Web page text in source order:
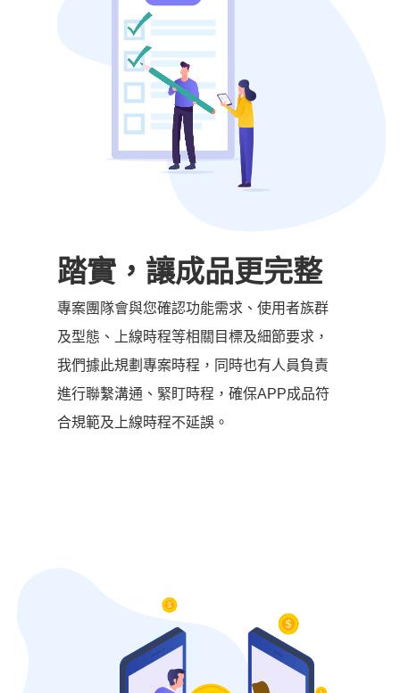
踏實，讓成品更完整
專案團隊會與您確認功能需求、使用者族群
及型態、上線時程等相關目標及細節要求，
我們據此規劃專案時程，同時也有人員負責
進行聯繫溝通、緊盯時程，確保APP成品符
合規範及上線時程不延誤。